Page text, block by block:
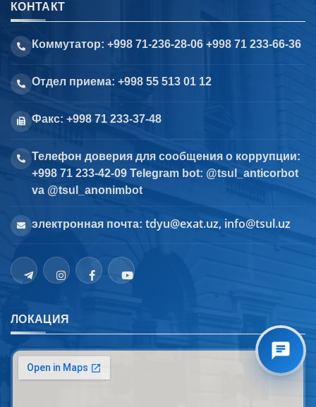
КОНТАКТ
Коммутатор: +998 71-236-28-06 +998 71 233-66-36
Отдел приема: +998 55 513 01 12
Факс: +998 71 233-37-48
Телефон доверия для сообщения о коррупции:
+998 71 233-42-09 Telegram bot: @tsul_anticorbot
va @tsul_anonimbot
электронная почта: tdyu@exat.uz, info@tsul.uz
ЛОКАЦИЯ